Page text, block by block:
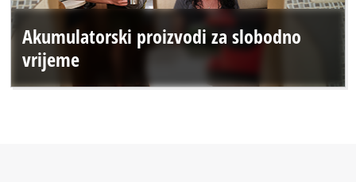
Akumulatorski proizvodi za slobodno
vrijeme